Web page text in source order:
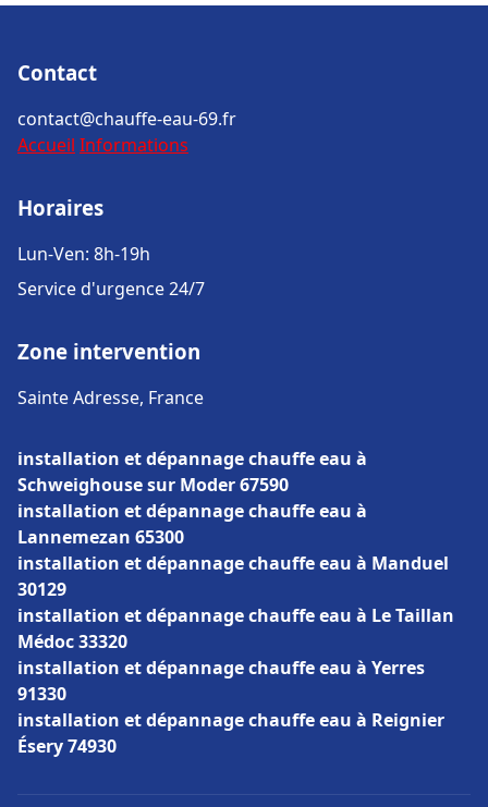
Contact
contact@chauffe-eau-69.fr
Accueil Informations
Horaires
Lun-Ven: 8h-19h
Service d'urgence 24/7
Zone intervention
Sainte Adresse, France
installation et dépannage chauffe eau à
Schweighouse sur Moder 67590
installation et dépannage chauffe eau à
Lannemezan 65300
installation et dépannage chauffe eau à Manduel
30129
installation et dépannage chauffe eau à Le Taillan
Médoc 33320
installation et dépannage chauffe eau à Yerres
91330
installation et dépannage chauffe eau à Reignier
Ésery 74930